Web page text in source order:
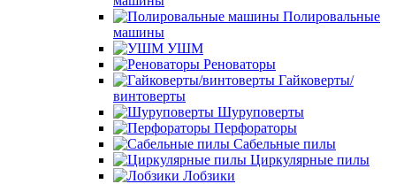
Полировальные
машины
УШМ
Реноваторы
Гайковерты/
винтоверты
Шуруповерты
Перфораторы
Сабельные пилы
Циркулярные пилы
Лобзики